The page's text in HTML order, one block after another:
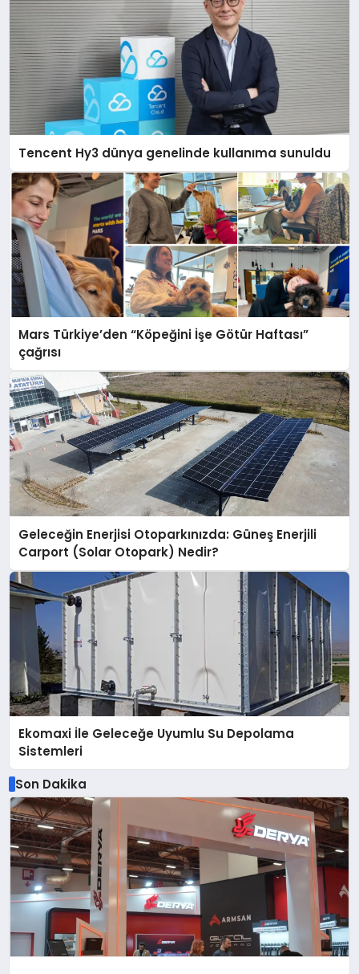
Tencent Hy3 dünya genelinde kullanıma sunuldu
Mars Türkiye’den “Köpeğini İşe Götür Haftası”
çağrısı
Geleceğin Enerjisi Otoparkınızda: Güneş Enerjili
Carport (Solar Otopark) Nedir?
Ekomaxi İle Geleceğe Uyumlu Su Depolama
Sistemleri
Son Dakika